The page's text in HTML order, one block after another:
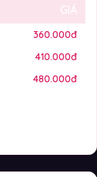
GIÁ
360.000đ
410.000đ
480.000đ